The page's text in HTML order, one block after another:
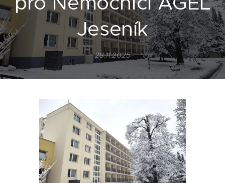
Jeseník
28.11.2025